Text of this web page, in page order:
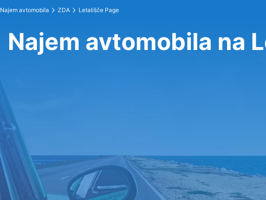
Najem avtomobila ZDA Letališče Page
Najem avtomobila na